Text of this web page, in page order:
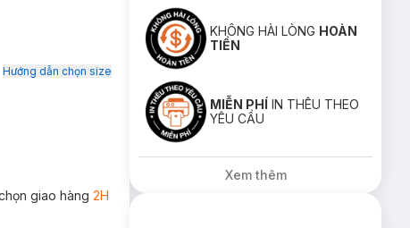
Hướng dẫn chọn size
giao hàng 2H
KHÔNG HÀI LÒNG HOÀN
TIỀN
MIỄN PHÍ IN THÊU THEO
YÊU CẦU
Xem thêm